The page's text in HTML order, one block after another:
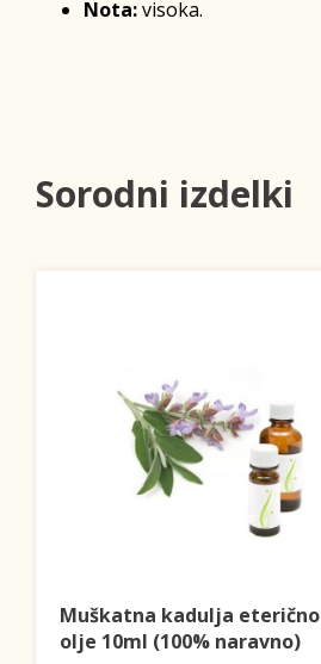
Nota:visoka.
Sorodni izdelki
Muškatna kadulja eterično
olje 10ml (100% naravno)